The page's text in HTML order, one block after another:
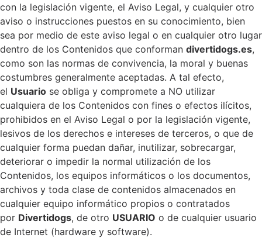
con la legislación vigente, el Aviso Legal, y cualquier otro
aviso o instrucciones puestos en su conocimiento, bien
sea por medio de este aviso legal o en cualquier otro lugar
dentro de los Contenidos que conforman divertidogs.es,
como son las normas de convivencia, la moral y buenas
costumbres generalmente aceptadas. A tal efecto,
el Usuario se obliga y compromete a NO utilizar
cualquiera de los Contenidos con fines o efectos ilícitos,
prohibidos en el Aviso Legal o por la legislación vigente,
lesivos de los derechos e intereses de terceros, o que de
cualquier forma puedan dañar, inutilizar, sobrecargar,
deteriorar o impedir la normal utilización de los
Contenidos, los equipos informáticos o los documentos,
archivos y toda clase de contenidos almacenados en
cualquier equipo informático propios o contratados
por Divertidogs, de otro USUARIO o de cualquier usuario
de Internet (hardware y software).